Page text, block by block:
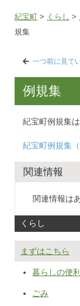
紀宝町 > くらし >
規集
一つ前に見て
例規集
紀宝町例規集
紀宝町例規集（
関連情報
関連情報は
くらし
まずはこちら
暮らしの便
ごみ